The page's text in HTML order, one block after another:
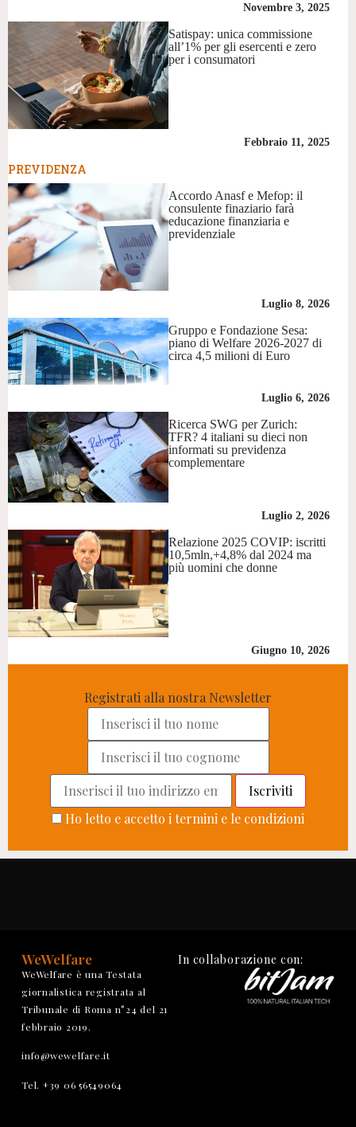
Novembre 3, 2025
Satispay: unica commissione
all’1% per gli esercenti e zero
per i consumatori
Febbraio 11, 2025
PREVIDENZA
Accordo Anasf e Mefop: il
consulente finaziario farà
educazione finanziaria e
previdenziale
Luglio 8, 2026
Gruppo e Fondazione Sesa:
piano di Welfare 2026-2027 di
circa 4,5 milioni di Euro
Luglio 6, 2026
Ricerca SWG per Zurich:
TFR? 4 italiani su dieci non
informati su previdenza
complementare
Luglio 2, 2026
Relazione 2025 COVIP: iscritti
10,5mln,+4,8% dal 2024 ma
più uomini che donne
Giugno 10, 2026
Registrati alla nostra Newsletter
Ho letto e accetto i termini e le condizioni
WeWelfare
WeWelfare è una Testata
giornalistica registrata al
Tribunale di Roma n°24 del 21
febbraio 2019.
info@wewelfare.it
Tel. +39 06 56549064
In collaborazione con: